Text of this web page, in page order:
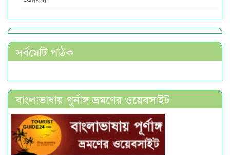
সর্বমোট পাঠক
বাংলাভাষায় পুর্নাঙ্গ ভ্রমণের ওয়েবসাইট